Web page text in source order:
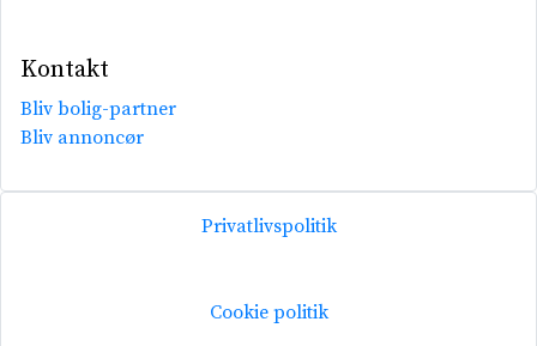
Kontakt
Bliv bolig-partner
Bliv annoncør
Privatlivspolitik
Cookie politik